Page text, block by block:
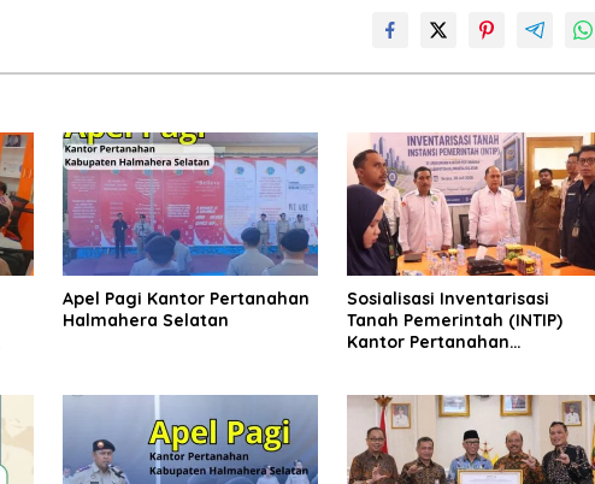
Apel Pagi Kantor Pertanahan
Halmahera Selatan
Sosialisasi Inventarisasi
Tanah Pemerintah (INTIP)
Kantor Pertanahan